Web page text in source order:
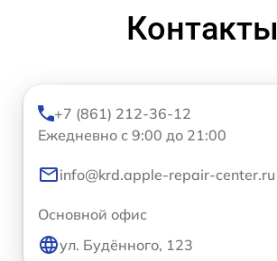
Контакты
+7 (861) 212-36-12
Ежедневно с 9:00 до 21:00
info@krd.apple-repair-center.ru
Основной офис
ул. Будённого, 123